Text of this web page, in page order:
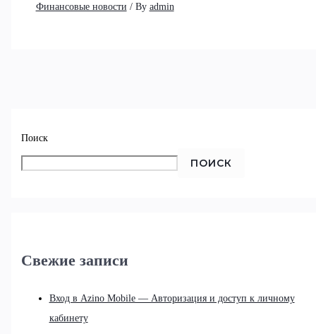
Поиск
ПОИСК
Свежие записи
Вход в Azino Mobile — Авторизация и доступ к личному
кабинету
Финансовые новости / By admin